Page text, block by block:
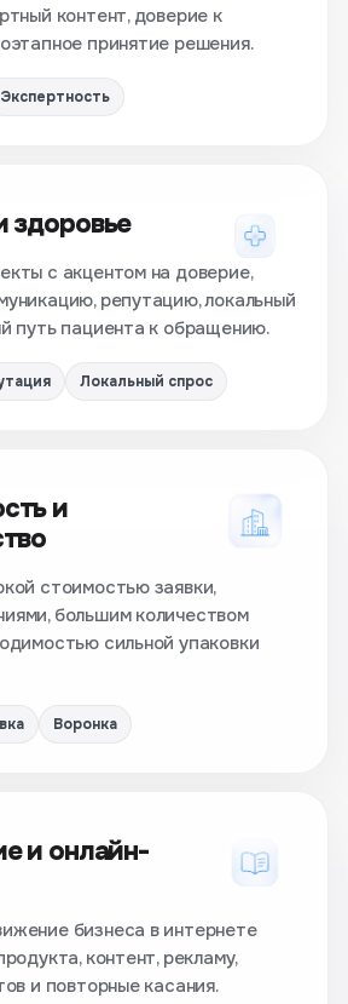
контент, доверие к
принятие решения.
Экспертность
здоровье
с акцентом на доверие,
репутацию, локальный
путь пациента к обращению.
Локальный спрос
и
стоимостью заявки,
большим количеством
сильной упаковки
Воронка
и онлайн-
бизнеса в интернете
контент, рекламу,
и повторные касания.